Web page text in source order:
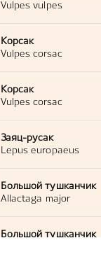
Vulpes vulpes
Корсак
Vulpes corsac
Корсак
Vulpes corsac
Заяц-русак
Lepus europaeus
Большой тушканчик
Allactaga major
Большой тушканчик